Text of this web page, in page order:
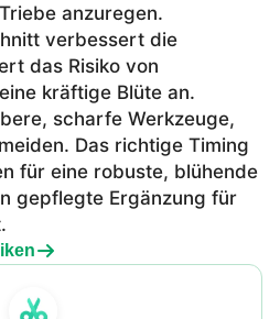
anzuregen.
verbessert die
das Risiko von
kräftige Blüte an.
scharfe Werkzeuge,
Das richtige Timing
für eine robuste, blühende
gepflegte Ergänzung für